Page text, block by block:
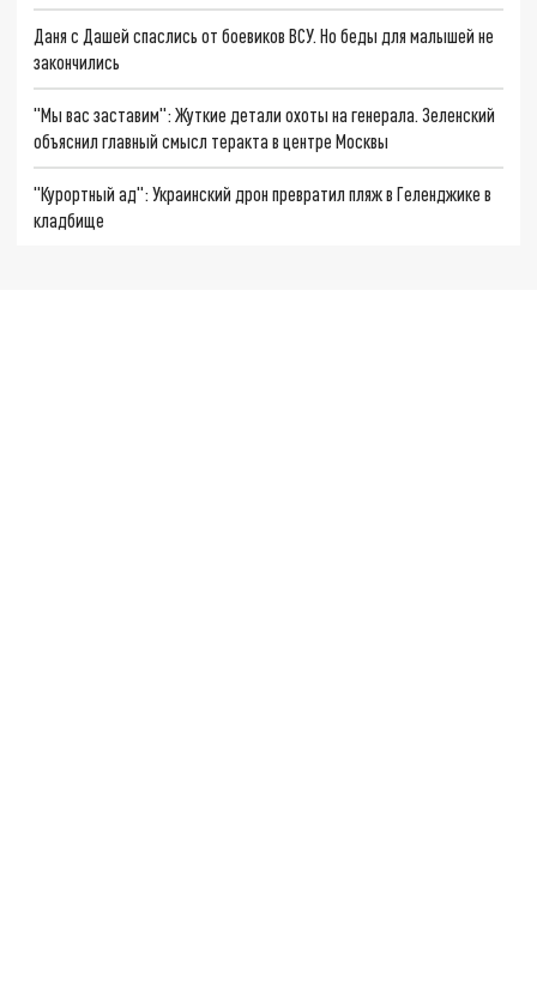
Даня с Дашей спаслись от боевиков ВСУ. Но беды для малышей не
закончились
"Мы вас заставим": Жуткие детали охоты на генерала. Зеленский
объяснил главный смысл теракта в центре Москвы
"Курортный ад": Украинский дрон превратил пляж в Геленджике в
кладбище